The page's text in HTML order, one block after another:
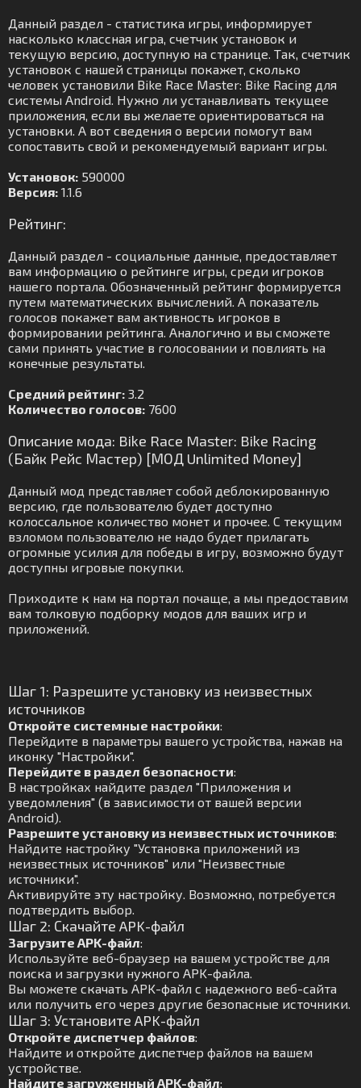
Данный раздел - статистика игры, информирует
насколько классная игра, счетчик установок и
текущую версию, доступную на странице. Так, счетчик
установок с нашей страницы покажет, сколько
человек установили Bike Race Master: Bike Racing для
системы Android. Нужно ли устанавливать текущее
приложения, если вы желаете ориентироваться на
установки. А вот сведения о версии помогут вам
сопоставить свой и рекомендуемый вариант игры.
Установок: 590000
Версия: 1.1.6
Рейтинг:
Данный раздел - социальные данные, предоставляет
вам информацию о рейтинге игры, среди игроков
нашего портала. Обозначенный рейтинг формируется
путем математических вычислений. А показатель
голосов покажет вам активность игроков в
формировании рейтинга. Аналогично и вы сможете
сами принять участие в голосовании и повлиять на
конечные результаты.
Средний рейтинг: 3.2
Количество голосов: 7600
Описание мода: Bike Race Master: Bike Racing
(Байк Рейс Мастер) [МОД Unlimited Money]
Данный мод представляет собой деблокированную
версию, где пользователю будет доступно
колоссальное количество монет и прочее. С текущим
взломом пользователю не надо будет прилагать
огромные усилия для победы в игру, возможно будут
доступны игровые покупки.
Приходите к нам на портал почаще, а мы предоставим
вам толковую подборку модов для ваших игр и
приложений.
Шаг 1: Разрешите установку из неизвестных
источников
Откройте системные настройки:
Перейдите в параметры вашего устройства, нажав на
иконку "Настройки".
Перейдите в раздел безопасности:
В настройках найдите раздел "Приложения и
уведомления" (в зависимости от вашей версии
Android).
Разрешите установку из неизвестных источников:
Найдите настройку "Установка приложений из
неизвестных источников" или "Неизвестные
источники".
Активируйте эту настройку. Возможно, потребуется
подтвердить выбор.
Шаг 2: Скачайте APK-файл
Загрузите APK-файл:
Используйте веб-браузер на вашем устройстве для
поиска и загрузки нужного APK-файла.
Вы можете скачать APK-файл с надежного веб-сайта
или получить его через другие безопасные источники.
Шаг 3: Установите APK-файл
Откройте диспетчер файлов:
Найдите и откройте диспетчер файлов на вашем
устройстве.
Найдите загруженный APK-файл: